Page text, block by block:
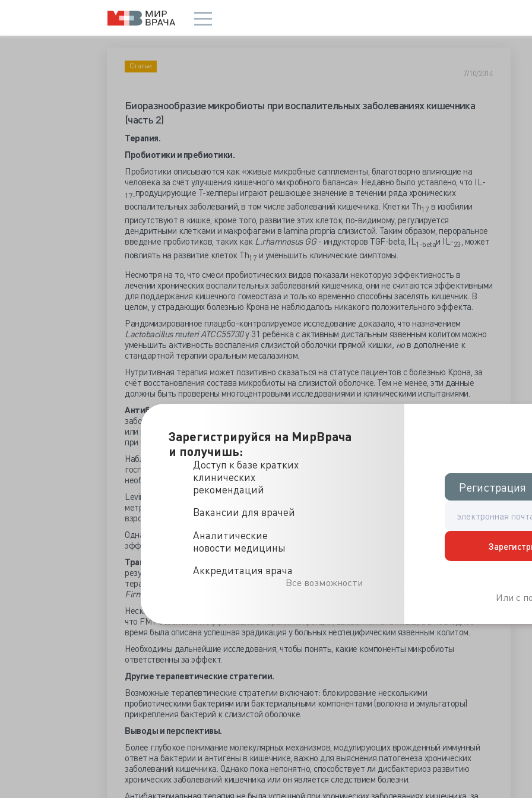
Зарегистрируйся на МирВрача
и получишь:
Доступ к базе кратких
клинических
рекомендаций
Вакансии для врачей
Аналитические
новости медицины
Аккредитация врача
Все возможности
Регистрация
Регистрация
Или с
Статьи
7/10/2014
Биоразнообразие микробиоты при воспалительных заболеваниях кишечника
(часть 2)
Терапия.
Пробиотики и пребиотики.
Пробиотики описываются как «живые микробные сапплементы, благотворно влияющие на
человека за счёт улучшения кишечного микробного баланса». Недавно было уставлено, что IL-
17-продуцирующие Т-хелперы играют решающее значение в течении ряда хронических
воспалительных заболеваний, в том числе заболеваний кишечника. Клетки Th17 в изобилии
присутствуют в кишке, кроме того, развитие этих клеток, по-видимому, регулируется
дендритными клетками и макрофагами в lamina propria слизистой. Таким образом, пероральное
введение пробиотиков, таких как L.rhamnosus GG- индукторов TGF-beta, IL1-betaи IL-23, может
повлиять на развитие клеток Th17 и уменьшить клинические симптомы.
Несмотря на то, что смеси пробиотических видов показали некоторую эффективность в
лечении хронических воспалительных заболеваний кишечника, они не считаются эффективными
для поддержания кишечного гомеостаза и только временно способны заселять кишечник. В
целом, у страдающих болезнью Крона не наблюдалось никакого положительного эффекта.
Рандомизированное плацебо-контролируемое исследование доказало, что назначением
Lactobacillus reuteriATCC55730у 31 ребёнка с активным дистальным язвенным колитом можно
уменьшить активность воспаления слизистой оболочки прямой кишки, нов дополнение к
стандартной терапии оральным месалазином.
Нутритивная терапия может позитивно сказаться на статусе пациентов с болезнью Крона, за
счёт восстановления состава микробиоты на слизистой оболочке. Тем не менее, эти данные
должны быть проверены многоцентровыми исследованиями и клиническими испытаниями.
Антибиотики.
заболеваниями кишки. Чаще используют амоксициллин, тетрациклин, метронидазол, неомицин
или рифаксимин. Мета-анализ 2011года подтвердил роль антибиотиков в индукции ремиссии
при болезни Крона, язвенном колите и перианальных свищах.
Наблюдается значительная вариабельность эффекта при применении антибиотиков у детей,
госпитализированных с обострением хронических воспалительных заболеваний кишечника, и
необходимы дальнейшие исследования по определению оптимального режима лечения.
Levine и Turner в ретроспективном анализе показали, что 8-недельный курс азитромицина и
метронидазола может быть эффективным в индукции клинической ремиссии у детей и молодых
взрослых при лёгкой и средней тяжести болезни Крона.
Однако длительное применение антибиотиков может сопровождаться системными побочными
эффектами.
Трансплантация фекальной микробиоты.
результатами отмечено при псевдомембранозном колите, рефрактерном к антибактериальной
терапии. FMT изменило состав микробиоты, увеличив присутствие штаммов
Firmicutes
Несколько рандомизированных плацебо-контролируемых клинических испытаний подтвердили,
что FMT безопасна и эффективна в терапии инфекции, вызваннойC.Difficile,а в последнее
время была описана успешная эрадикация у больных неспецифическим язвенным колитом.
Необходимы дальнейшие исследования, чтобы понять, какие компоненты микробиоты
ответственны за эффект.
Другие терапевтические стратегии.
Возможные терапевтические стратегии включают: блокирование несколькими
пробиотическими бактериям или бактериальными компонентами (волокна и эмульгаторы)
прикрепления бактерий к слизистой оболочке.
Выводы и перспективы.
Более глубокое понимание молекулярных механизмов, модулирующих врожденный иммунный
ответ на бактерии и антигены в кишечнике, важно для выяснения патогенеза хронических
заболеваний кишечника. Однако пока непонятно, способствует ли дисбактериоз развитию
хронических заболеваний кишечника или он является следствием болезни.
Антибактериальная терапия не была успешной при хронических заболеваниях кишечника, за